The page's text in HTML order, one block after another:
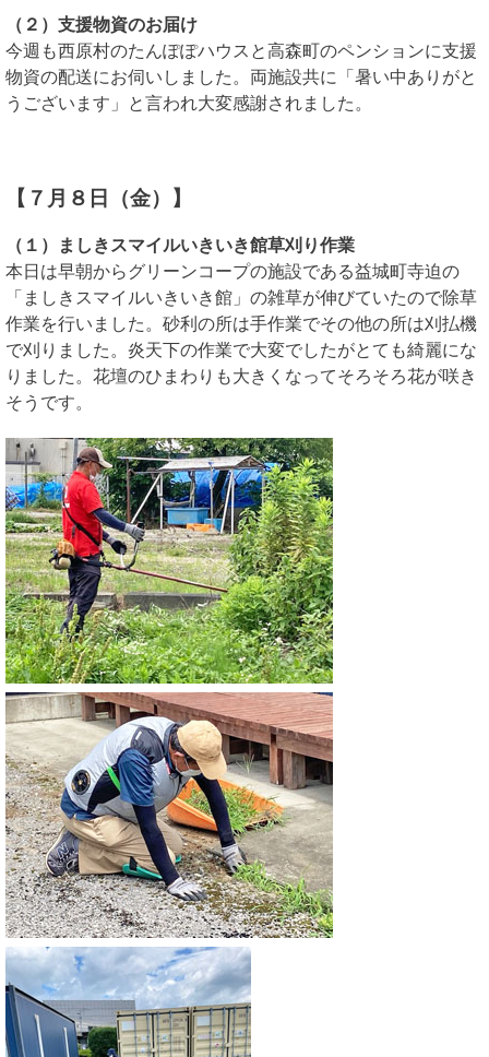
（２）支援物資のお届け
今週も西原村のたんぽぽハウスと高森町のペンションに支援
物資の配送にお伺いしました。両施設共に「暑い中ありがと
うございます」と言われ大変感謝されました。
【７月８日（金）】
（１）ましきスマイルいきいき館草刈り作業
本日は早朝からグリーンコープの施設である益城町寺迫の
「ましきスマイルいきいき館」の雑草が伸びていたので除草
作業を行いました。砂利の所は手作業でその他の所は刈払機
で刈りました。炎天下の作業で大変でしたがとても綺麗にな
りました。花壇のひまわりも大きくなってそろそろ花が咲き
そうです。